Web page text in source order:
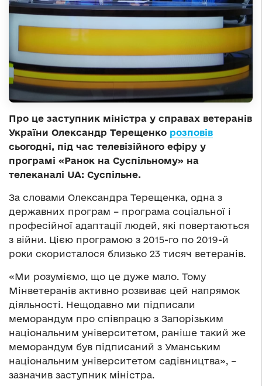
Про це заступник міністра у справах ветеранів
України Олександр Терещенко розповів
сьогодні, під час телевізійного ефіру у
програмі «Ранок на Суспільному» на
телеканалі UA: Суспільне.
За словами Олександра Терещенка, одна з
державних програм – програма соціальної і
професійної адаптації людей, які повертаються
з війни. Цією програмою з 2015-го по 2019-й
роки скористалося близько 23 тисяч ветеранів.
«Ми розуміємо, що це дуже мало. Тому
Мінветеранів активно розвиває цей напрямок
діяльності. Нещодавно ми підписали
меморандум про співпрацю з Запорізьким
національним університетом, раніше такий же
меморандум був підписаний з Уманським
національним університетом садівництва», –
зазначив заступник міністра.